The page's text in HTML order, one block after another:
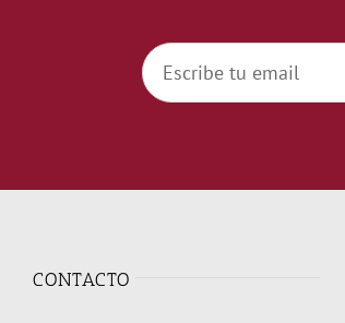
CONTACTO